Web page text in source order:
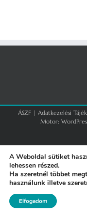
ÁSZF | Adatkezelési
Motor:
A Weboldal sütiket
lehessen részed.
Ha szeretnél többet
használunk illetve
Elfogadom